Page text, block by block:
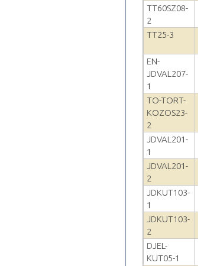
TT60SZ08-
2
TT25-3
EN-
JDVAL207-
1
TO-TORT-
KOZOS23-
2
JDVAL201-
1
JDVAL201-
2
JDKUT103-
1
JDKUT103-
2
DJEL-
KUT05-1